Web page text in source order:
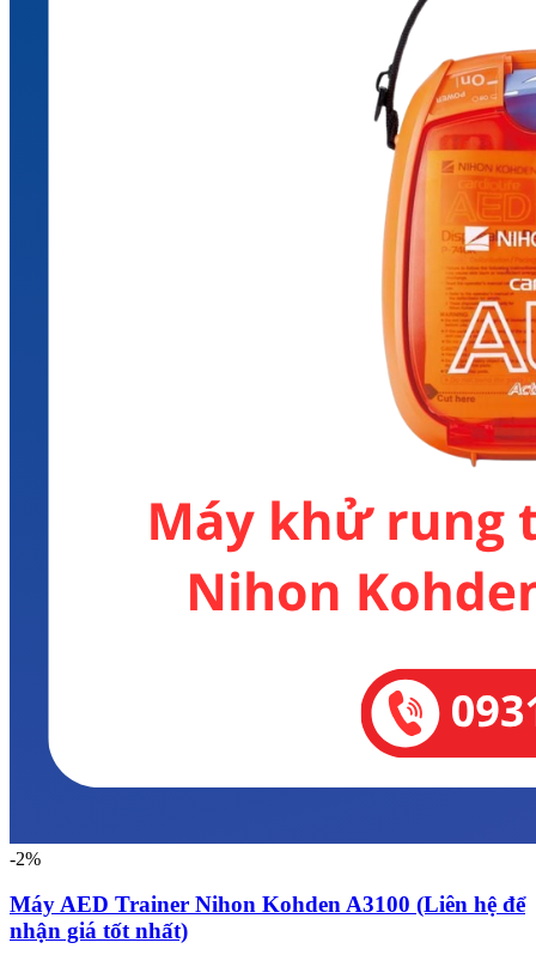
-2%
Máy AED Trainer Nihon Kohden A3100 (Liên hệ để
nhận giá tốt nhất)